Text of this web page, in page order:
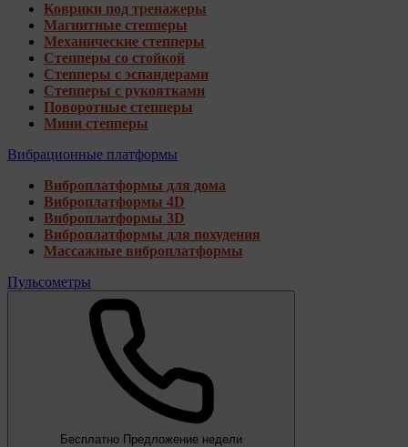
Коврики под тренажеры
Магнитные степперы
Механические степперы
Степперы со стойкой
Степперы с эспандерами
Степперы с рукоятками
Поворотные степперы
Мини степперы
Вибрационные платформы
Виброплатформы для дома
Виброплатформы 4D
Виброплатформы 3D
Виброплатформы для похудения
Массажные виброплатформы
Пульсометры
Бесплатно Предложение недели